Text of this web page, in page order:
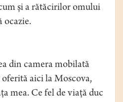
și a rătăcirilor omului
ocazie.
din camera mobilată
aici la Moscova,
mea. Ce fel de viață duc